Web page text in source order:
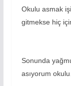
Okulu asmak
gitmekse hiç
Sonunda
asıyorum